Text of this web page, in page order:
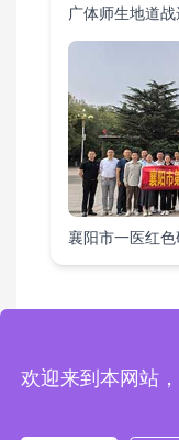
广体师生地道
襄阳市一医红
Copyright © 2024 西柏坡
欢迎来到本网站